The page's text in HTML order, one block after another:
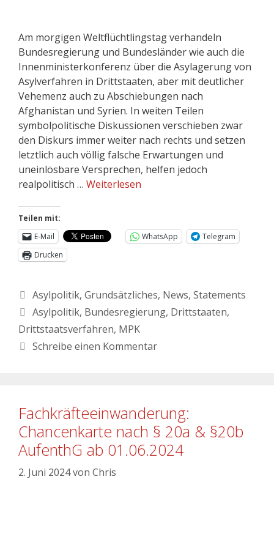
Am morgigen Weltflüchtlingstag verhandeln
Bundesregierung und Bundesländer wie auch die
Innenministerkonferenz über die Asylagerung von
Asylverfahren in Drittstaaten, aber mit deutlicher
Vehemenz auch zu Abschiebungen nach
Afghanistan und Syrien. In weiten Teilen
symbolpolitische Diskussionen verschieben zwar
den Diskurs immer weiter nach rechts und setzen
letztlich auch völlig falsche Erwartungen und
uneinlösbare Versprechen, helfen jedoch
realpolitisch … Weiterlesen
Teilen mit:
E-Mail
WhatsApp
Telegram
Drucken
Asylpolitik, Grundsätzliches, News, Statements
Asylpolitik, Bundesregierung, Drittstaaten,
Drittstaatsverfahren, MPK
Schreibe einen Kommentar
Fachkräfteeinwanderung:
Chancenkarte nach § 20a & §20b
AufenthG ab 01.06.2024
2. Juni 2024von Chris